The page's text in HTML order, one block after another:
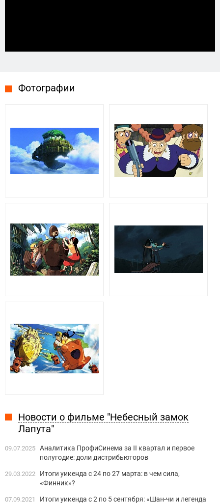
Фотографии
Новости о фильме "Небесный замок
Лапута"
09.07.2025 Аналитика ПрофиСинема за II квартал и первое
полугодие: доли дистрибьюторов
29.03.2022
Итоги уикенда с 24 по 27 марта: в чем сила,
«Финник»?
07.09.2021
Итоги уикенда с 2 по 5 сентября: «Шан-чи и легенда